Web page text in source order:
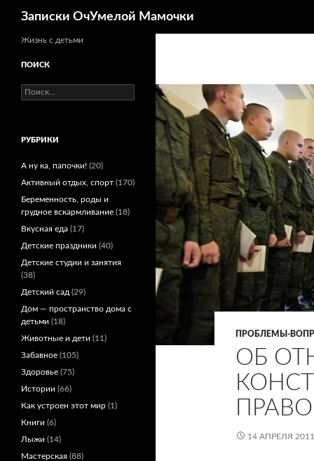
Перейти
Записки ОчУмелой Мамочки
ПРОБЛЕМЫ-
ОБ
14 АПРЕЛЯ 2011
Жизнь с детьми
ПОИСК
Найти:
РУБРИКИ
А ну ка, папочки! (20)
Активный отдых, спорт (170)
Беременность, роды и
грудное вскармливание (18)
Вкусная еда (17)
Детские праздники (40)
Детские студии и занятия
(38)
Детский сад (29)
Дом — пространство дома с
детьми (18)
Животные и дети (11)
Забавное (105)
Здоровье (75)
Истории (66)
Как устроен этот мир (1)
Книги (6)
Лыжи (14)
Мастерская (88)